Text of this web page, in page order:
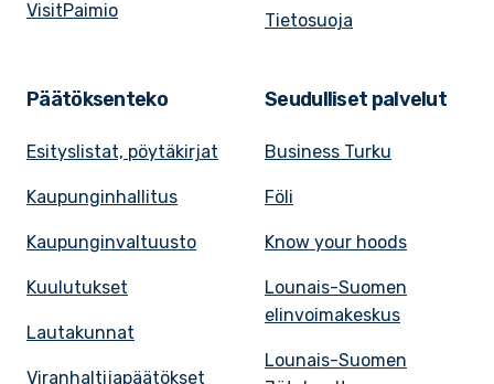
VisitPaimio Tietosuoja
Päätöksenteko
Esityslistat, pöytäkirjat
Kaupunginhallitus
Kaupunginvaltuusto
Kuulutukset
Lautakunnat
Viranhaltijapäätökset
Seudulliset palvelut
Business Turku
Föli
Know your hoods
Lounais-Suomen
elinvoimakeskus
Lounais-Suomen